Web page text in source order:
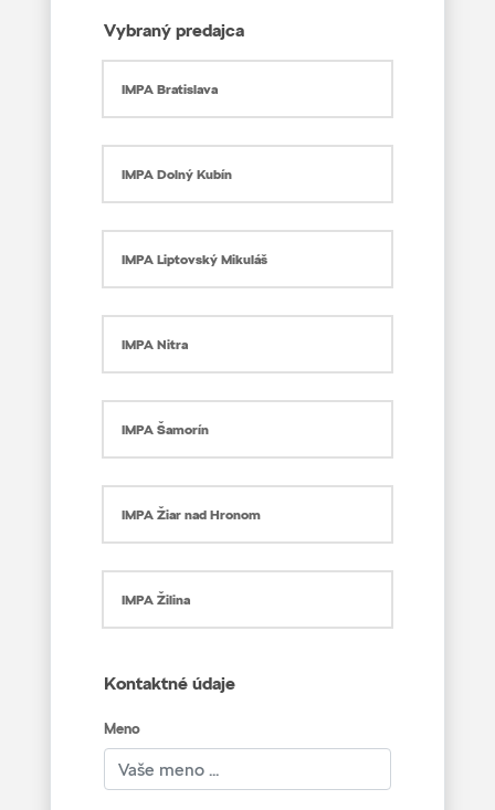
Vybraný predajca
IMPA Bratislava
IMPA Dolný Kubín
IMPA Liptovský Mikuláš
IMPA Nitra
IMPA Šamorín
IMPA Žiar nad Hronom
IMPA Žilina
Kontaktné údaje
Meno